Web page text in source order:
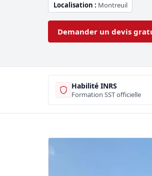
Localisation : Montreuil
Demander un devis
Habilité INRS
Formation SST officielle